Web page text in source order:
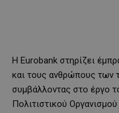
H Eurobank στηρίζει
και τους ανθρώπους των
συμβάλλοντας στο έργο
Πολιτιστικού